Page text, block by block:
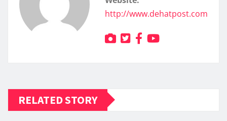
http://www.dehatpost.com
RELATED STORY